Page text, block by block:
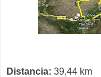
Distancia: 39,44 km